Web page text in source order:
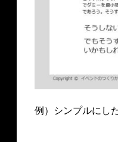
例）シンプルにし